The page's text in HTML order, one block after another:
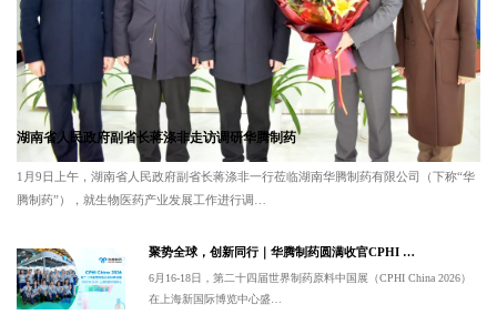
湖南省人民政府副省长蒋涤非走访调研华腾制药
1月9日上午，湖南省人民政府副省长蒋涤非一行莅临湖南华腾制药有限公司（下称“华
腾制药”），就生物医药产业发展工作进行调…
聚势全球，创新同行｜华腾制药圆满收官CPHI …
6月16-18日，第二十四届世界制药原料中国展（CPHI China 2026）
在上海新国际博览中心盛…